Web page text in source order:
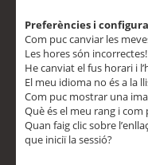
Preferències i
Com puc canviar les
Les hores són incorrectes!
He canviat el fus horari i
El meu idioma no és a la
Com puc mostrar una
Què és el meu rang i com
Quan faig clic sobre
que iniciï la sessió?